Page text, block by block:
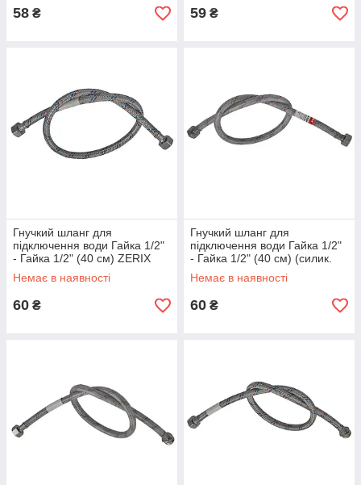
58 ₴ 59 ₴
Гнучкий шланг для
підключення води Гайка 1/2"
- Гайка 1/2" (40 см) ZERIX
(ZX1550)
Немає в наявності
60 ₴
Гнучкий шланг для
підключення води Гайка 1/2"
- Гайка 1/2" (40 см) (силик.
оболонка) ZERIX (ZX3008)
Немає в наявності
60 ₴